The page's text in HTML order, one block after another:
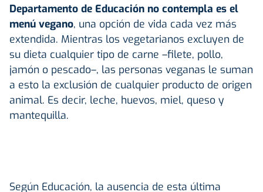
Departamento de Educación no contempla es el
menú vegano, una opción de vida cada vez más
extendida. Mientras los vegetarianos excluyen de
su dieta cualquier tipo de carne –filete, pollo,
jamón o pescado–, las personas veganas le suman
a esto la exclusión de cualquier producto de origen
animal. Es decir, leche, huevos, miel, queso y
mantequilla.
Según Educación, la ausencia de esta última